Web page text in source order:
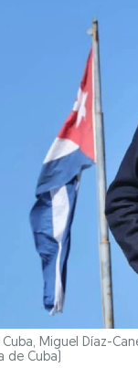
Cuba, Miguel Díaz-
de Cuba)